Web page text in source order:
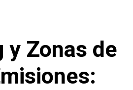
y Zonas de